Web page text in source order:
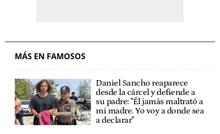
MÁS EN FAMOSOS
Daniel Sancho reaparece
desde la cárcel y defiende a
su padre: "Él jamás maltrató a
mi madre. Yo voy a donde sea
a declarar"